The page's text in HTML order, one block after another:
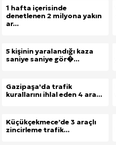
1 hafta içerisinde
denetlenen 2 milyona yakın
ar...
5 kişinin yaralandığı kaza
saniye saniye gör�...
Gazipaşa'da trafik
kurallarını ihlal eden 4 ara...
Küçükçekmece’de 3 araçlı
zincirleme trafik...